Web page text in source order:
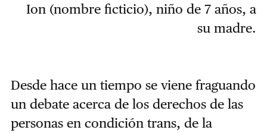
Ion (nombre ficticio), niño de 7 años, a
su madre.
Desde hace un tiempo se viene fraguando
un debate acerca de los derechos de las
personas en condición trans, de la